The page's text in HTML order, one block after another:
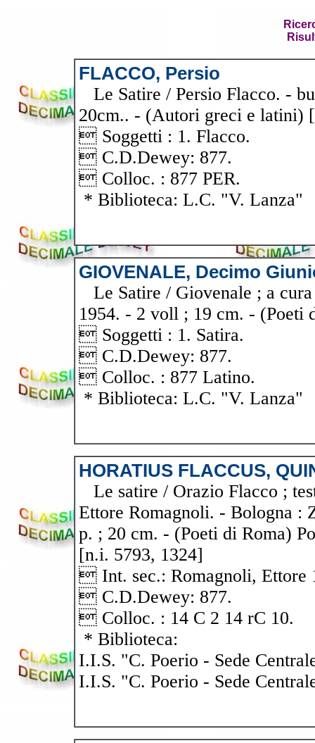
FLACCO, Persio
Le Satire / Persio Flacco. -
20cm.. - (Autori greci e latini)
 Soggetti : 1. Flacco.
 C.D.Dewey: 877.
 Colloc. : 877 PER.
* Biblioteca: L.C. "V. Lanza"
GIOVENALE, Decimo
Le Satire / Giovenale ; a
1954. - 2 voll ; 19 cm. - (Poeti
 Soggetti : 1. Satira.
 C.D.Dewey: 877.
 Colloc. : 877 Latino.
* Biblioteca: L.C. "V. Lanza"
HORATIUS FLACCUS,
Le satire / Orazio Flacco ;
Ettore Romagnoli. - Bologna
p. ; 20 cm. - (Poeti di Roma)
[n.i. 5793, 1324]
 Int. sec.: Romagnoli, Ettore
 C.D.Dewey: 877.
 Colloc. : 14 C 2 14 rC 10.
* Biblioteca:
I.I.S. "C. Poerio - Sede
I.I.S. "C. Poerio - Sede